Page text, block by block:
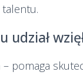
udział
– pomaga